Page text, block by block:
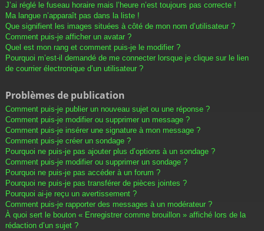
J’ai réglé le fuseau horaire mais l’heure n’est toujours pas correcte !
Ma langue n’apparaît pas dans la liste !
Que signifient les images situées à côté de mon nom d’utilisateur ?
Comment puis-je afficher un avatar ?
Quel est mon rang et comment puis-je le modifier ?
Pourquoi m’est-il demandé de me connecter lorsque je clique sur le lien
de courrier électronique d’un utilisateur ?
Problèmes de publication
Comment puis-je publier un nouveau sujet ou une réponse ?
Comment puis-je modifier ou supprimer un message ?
Comment puis-je insérer une signature à mon message ?
Comment puis-je créer un sondage ?
Pourquoi ne puis-je pas ajouter plus d’options à un sondage ?
Comment puis-je modifier ou supprimer un sondage ?
Pourquoi ne puis-je pas accéder à un forum ?
Pourquoi ne puis-je pas transférer de pièces jointes ?
Pourquoi ai-je reçu un avertissement ?
Comment puis-je rapporter des messages à un modérateur ?
À quoi sert le bouton « Enregistrer comme brouillon » affiché lors de la
rédaction d’un sujet ?